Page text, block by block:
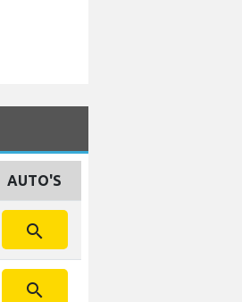
AUTO'S
search
search